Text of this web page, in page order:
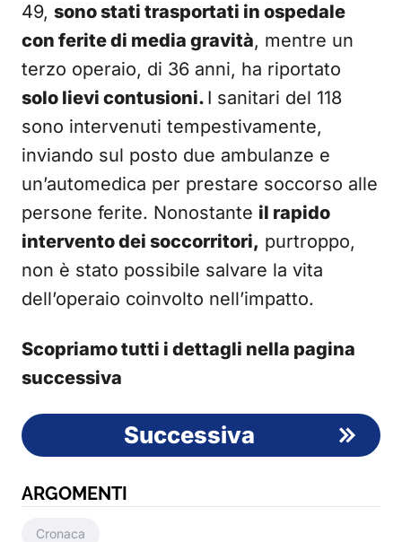
49, sono stati trasportati in ospedale
con ferite di media gravità, mentre un
terzo operaio, di 36 anni, ha riportato
solo lievi contusioni. I sanitari del 118
sono intervenuti tempestivamente,
inviando sul posto due ambulanze e
un’automedica per prestare soccorso alle
persone ferite. Nonostante il rapido
intervento dei soccorritori, purtroppo,
non è stato possibile salvare la vita
dell’operaio coinvolto nell’impatto.
Scopriamo tutti i dettagli nella pagina
successiva
Successiva
ARGOMENTI
Cronaca